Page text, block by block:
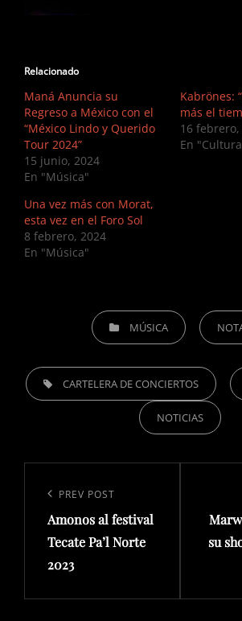
Relacionado
Maná Anuncia su
Regreso a México con el
“México Lindo y Querido
Tour 2024”
15 junio, 2024
En "Música"
Kabrönes:
más el
16 febrero,
En
Una vez más con Morat,
esta vez en el Foro Sol
8 febrero, 2024
En "Música"
CATEGORIESMÚSICA
TAGS, CARTELERA DE CONCIERTOS
NOTICIAS
entradas
Previous
Post
PREV POST
Amonos al festival
Tecate Pa’l Norte
2023
Post
su